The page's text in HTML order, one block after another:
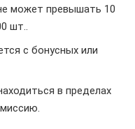
может превышать 10
шт..
с бонусных или
в пределах